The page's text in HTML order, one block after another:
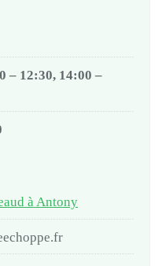
– 12:30, 14:00 –
à Antony